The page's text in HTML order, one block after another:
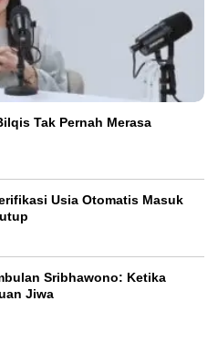
Tak Pernah Merasa
Usia Otomatis Masuk
Sribhawono: Ketika
Jiwa